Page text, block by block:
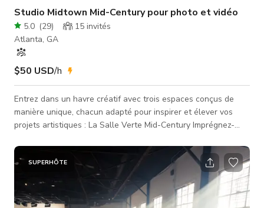
Studio Midtown Mid-Century pour photo et vidéo
5.0 (29) 15 invités
Atlanta, GA
$50 USD/h
Entrez dans un havre créatif avec trois espaces conçus de
manière unique, chacun adapté pour inspirer et élever vos
projets artistiques : La Salle Verte Mid-Century Imprégnez-
mid-century. Parfaite pour les séances photo, vidéos et
podcasts, cette pièce rayonne d'un charme rétro qui donne le
ton à une créativité nostalgique. La Salle Rouge Adoptez les
ambiances audacieuses et sensuelles des années 60 et 70.
Avec ses te
SUPERHÔTE